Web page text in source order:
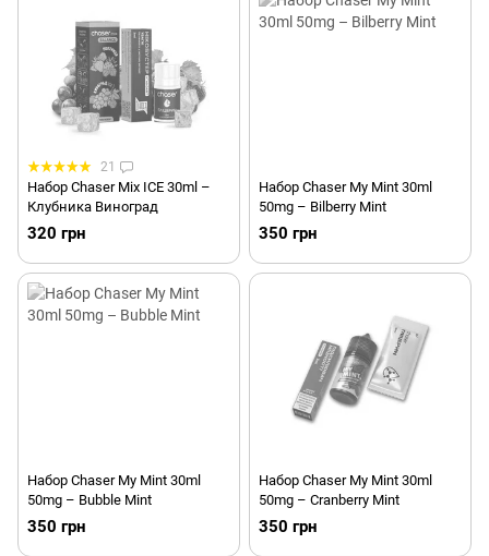
21
Набор Chaser Mix ICE 30ml –
Клубника Виноград
320 грн
Набор Chaser My Mint 30ml
50mg – Bilberry Mint
350 грн
Набор Chaser My Mint 30ml
50mg – Bubble Mint
350 грн
Набор Chaser My Mint 30ml
50mg – Cranberry Mint
350 грн